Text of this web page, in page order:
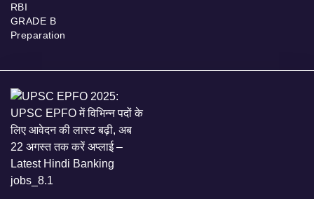
RBI
GRADE B
Preparation